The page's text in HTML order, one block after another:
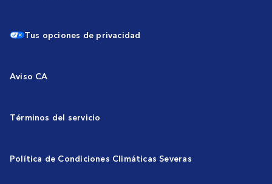
Tus opciones de privacidad
Aviso CA
Términos del servicio
Política de Condiciones Climáticas Severas